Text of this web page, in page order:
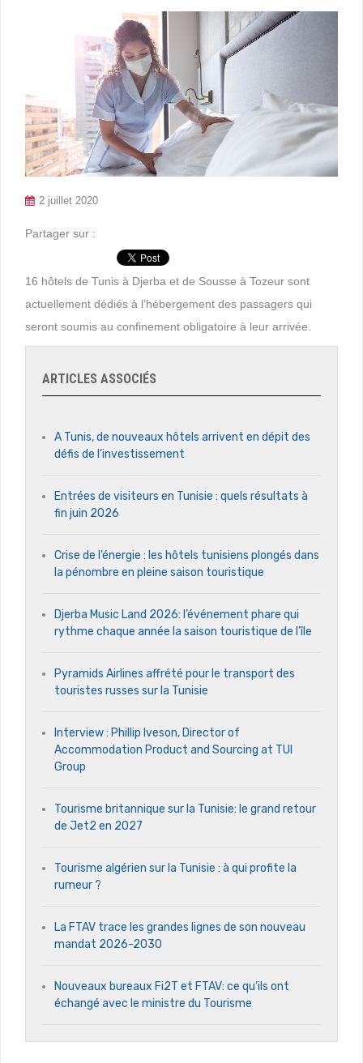
2 juillet 2020
Partager sur :
16 hôtels de Tunis à Djerba et de Sousse à Tozeur sont
actuellement dédiés à l’hébergement des passagers qui
seront soumis au confinement obligatoire à leur arrivée.
ARTICLES ASSOCIÉS
A Tunis, de nouveaux hôtels arrivent en dépit des
défis de l’investissement
Entrées de visiteurs en Tunisie : quels résultats à
fin juin 2026
Crise de l’énergie : les hôtels tunisiens plongés dans
la pénombre en pleine saison touristique
Djerba Music Land 2026: l’événement phare qui
rythme chaque année la saison touristique de l’île
Pyramids Airlines affrété pour le transport des
touristes russes sur la Tunisie
Interview : Phillip Iveson, Director of
Accommodation Product and Sourcing at TUI
Group
Tourisme britannique sur la Tunisie: le grand retour
de Jet2 en 2027
Tourisme algérien sur la Tunisie : à qui profite la
rumeur ?
La FTAV trace les grandes lignes de son nouveau
mandat 2026-2030
Nouveaux bureaux Fi2T et FTAV: ce qu’ils ont
échangé avec le ministre du Tourisme